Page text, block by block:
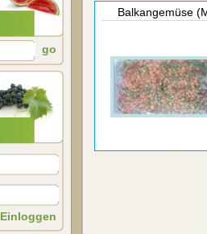
go
Einloggen
Balkangemüse